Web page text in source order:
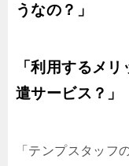
うなの？」
「利用するメ
遣サービス？」
「テンプスタッフ